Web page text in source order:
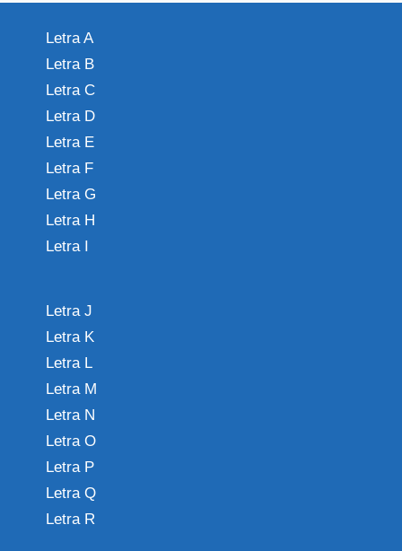
Letra A
Letra B
Letra C
Letra D
Letra E
Letra F
Letra G
Letra H
Letra I
Letra J
Letra K
Letra L
Letra M
Letra N
Letra O
Letra P
Letra Q
Letra R